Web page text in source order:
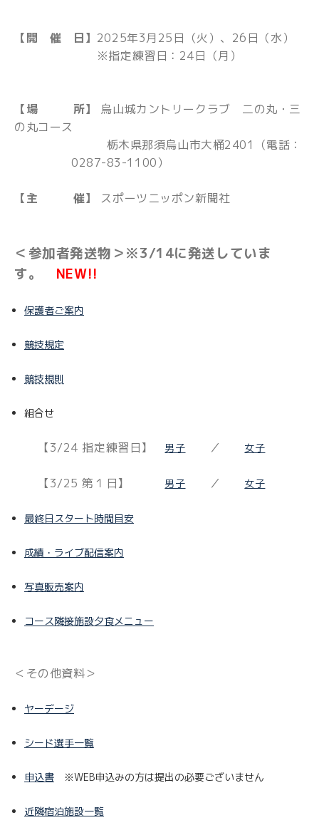
【開 催 日】 2025年3月25日（火）、26日（水）
※指定練習日：24日（月）
【場 所】
烏山城カントリークラブ 二の丸・三
の丸コース
栃木県那須烏山市大桶2401（電話：
0287-83-1100）
【主 催】 スポーツニッポン新聞社
＜参加者発送物＞※3/14に発送していま
す。 NEW!!
保護者ご案内
競技規定
競技規則
組合せ
【3/24 指定練習日】 男子 ／ 女子
【3/25 第１日】 男子 ／ 女子
最終日スタート時間目安
成績・ライブ配信案内
写真販売案内
コース隣接施設夕食メニュー
＜その他資料＞
ヤーデージ
シード選手一覧
申込書 ※WEB申込みの方は提出の必要ございません
近隣宿泊施設一覧